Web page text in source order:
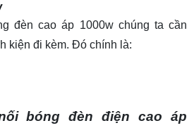
đèn cao áp 1000w chúng ta cần
kiện đi kèm. Đó chính là:
bóng đèn điện cao áp